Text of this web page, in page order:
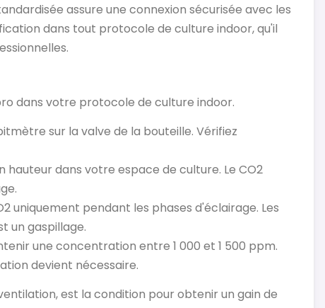
assure une connexion sécurisée avec les
dans tout protocole de culture indoor, qu'il
dans votre protocole de culture indoor.
sur la valve de la bouteille. Vérifiez
hauteur dans votre espace de culture. Le CO2
uniquement pendant les phases d'éclairage. Les
un gaspillage.
une concentration entre 1 000 et 1 500 ppm.
devient nécessaire.
est la condition pour obtenir un gain de